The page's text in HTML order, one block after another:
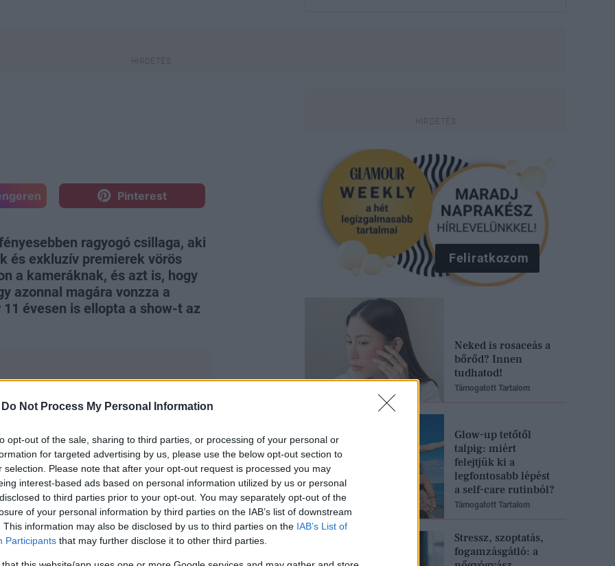
Do Not Process My Personal Information
opt-out of the sale, sharing to third parties, or processing of your personal or
for targeted advertising by us, please use the below opt-out section to
selection. Please note that after your opt-out request is processed you may
interest-based ads based on personal information utilized by us or personal
to third parties prior to your opt-out. You may separately opt-out of the
of your personal information by third parties on the IAB’s list of downstream
This information may also be disclosed by us to third parties on the IAB’s List of
Participants that may further disclose it to other third parties.
Pinterest
ragyogó csillaga, aki
és exkluzív premierek vörös
a kameráknak, és azt is, hogy
azonnal magára vonzza a
évesen is ellopta a show-t az
színésznőjének számított, így
meghívást kapott. Az pedig csak
forgatása alatt összejöttBrad
kedvence volt.
Feliratkozom
Neked is rosaceás a
bőrőd? Innen
tudhatod!
Támogatott Tartalom
Glow-up tetőtől
talpig: miért
felejtjük ki a
legfontosabb lépést
a self-care rutinból?
Támogatott Tartalom
Stressz, szoptatás,
fogamzásgátló: a